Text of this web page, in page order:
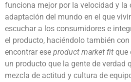
funciona mejor por la velocidad y la
adaptación del mundo en el que
escuchar a los consumidores e
el producto, haciéndolo también
encontrar ese product market fit que
un producto que la gente de verdad
mezcla de actitud y cultura de